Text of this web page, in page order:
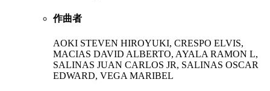
作曲者
AOKI STEVEN HIROYUKI, CRESPO ELVIS,
MACIAS DAVID ALBERTO, AYALA RAMON L,
SALINAS JUAN CARLOS JR, SALINAS OSCAR
EDWARD, VEGA MARIBEL